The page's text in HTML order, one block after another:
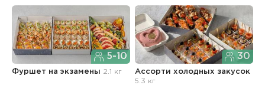
5-10
Фуршет на экзамены 2.1 кг
30
Ассорти холодных закусок
5.3 кг